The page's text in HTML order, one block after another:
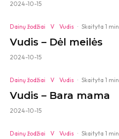
2024-10-15
Dainų žodžiai V Vudis · Skaityta 1 min
Vudis – Dėl meilės
2024-10-15
Dainų žodžiai V Vudis · Skaityta 1 min
Vudis – Bara mama
2024-10-15
Dainų žodžiai V Vudis · Skaityta 1 min